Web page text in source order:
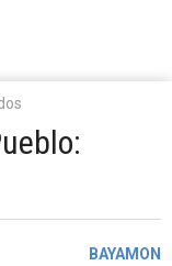
BAYAMON